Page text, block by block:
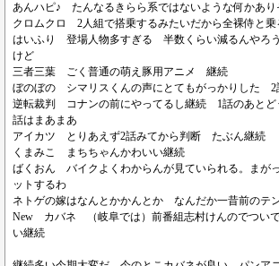
あんハピ♪ たんなるきらら系ではないような何かあり
クロムクロ 2人組で搭乗するみたいだから全裸侍と乗
はいふり 登場人物多すぎる 半数くらい減るんやろ
けど
三者三葉 ごく普通の萌え豚用アニメ 継続
ぼのぼの シマリスくんの声にとてもがっかりした 2
逆転裁判 コナンの前にやってるし継続 1話のあとど
話はまあまあ
アイカツ とりあえず2話みてから判断 たぶん継続
くまみこ まちちゃんかわいい継続
ばくおん バイクよくわからんが見ていられる。まが
ットするわ
ネトゲの嫁はなんとかかんとか なんだか一昔前の
New カバネ （岐阜では）前番組志村けんのでつい
い継続